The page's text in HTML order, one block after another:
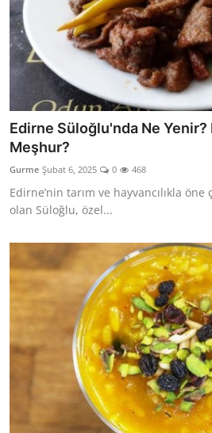
Edirne Süloğlu'nda Ne Yenir?
Meşhur?
Gurme Şubat 6, 2025 0 468
Edirne’nin tarım ve hayvancılıkla
olan Süloğlu, özel...